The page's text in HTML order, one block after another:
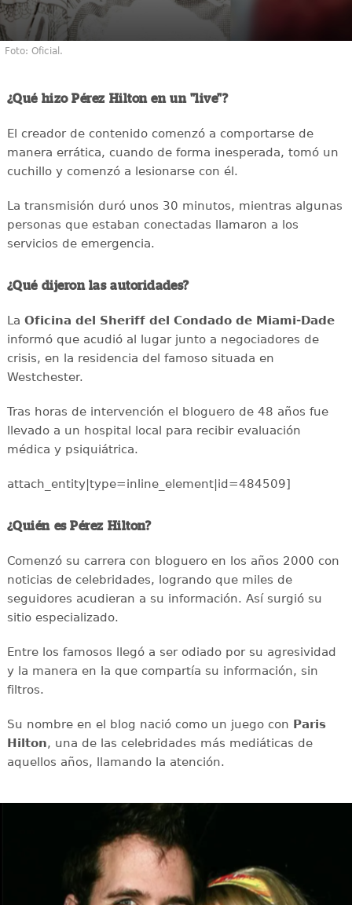
Foto: Oficial.
¿Qué hizo Pérez Hilton en un "live"?
El creador de contenido comenzó a comportarse de
manera errática, cuando de forma inesperada, tomó un
cuchillo y comenzó a lesionarse con él.
La transmisión duró unos 30 minutos, mientras algunas
personas que estaban conectadas llamaron a los
servicios de emergencia.
¿Qué dijeron las autoridades?
La Oficina del Sheriff del Condado de Miami-Dade
informó que acudió al lugar junto a negociadores de
crisis, en la residencia del famoso situada en
Westchester.
Tras horas de intervención el bloguero de 48 años fue
llevado a un hospital local para recibir evaluación
médica y psiquiátrica.
attach_entity|type=inline_element|id=484509]
¿Quién es Pérez Hilton?
Comenzó su carrera con bloguero en los años 2000 con
noticias de celebridades, logrando que miles de
seguidores acudieran a su información. Así surgió su
sitio especializado.
Entre los famosos llegó a ser odiado por su agresividad
y la manera en la que compartía su información, sin
filtros.
Su nombre en el blog nació como un juego con Paris
Hilton, una de las celebridades más mediáticas de
aquellos años, llamando la atención.